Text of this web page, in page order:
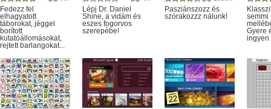
Fedezz fel
elhagyatott
táborokat, jéggel
borított
kutatóállomásokat,
rejtett barlangokat...
Lépj Dr. Daniel
Shine, a vidám és
eszes fogorvos
szerepébe!
Pasziánszozz és
szórakozzz nálunk!
semmi
Gyere
ingyen